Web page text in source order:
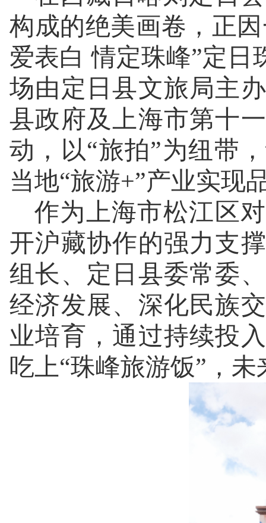
构成的绝美画卷，正
爱表白 情定珠峰”定日
场由定日县文旅局主
县政府及上海市第十
动，以“旅拍”为纽带
当地“旅游+”产业实现
作为上海市松江区
开沪藏协作的强力支
组长、定日县委常委
经济发展、深化民族
业培育，通过持续投
吃上“珠峰旅游饭”，